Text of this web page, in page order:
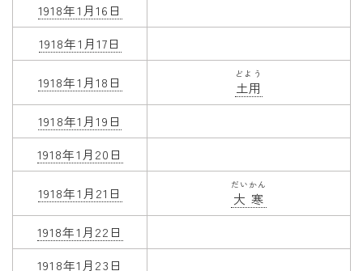
1918年1月16日
1918年1月17日
1918年1月18日 土用
どよう
1918年1月19日
1918年1月20日
1918年1月21日 大寒
だいかん
1918年1月22日
1918年1月23日